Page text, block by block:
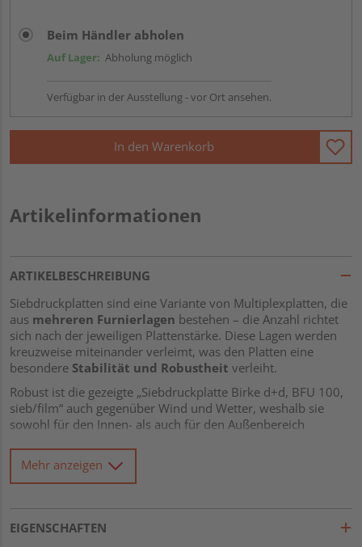
Beim Händler abholen
Auf Lager: Abholung möglich
Verfügbar in der Ausstellung - vor Ort ansehen.
In den Warenkorb
Artikelinformationen
ARTIKELBESCHREIBUNG
Siebdruckplatten sind eine Variante von Multiplexplatten, die
aus mehreren Furnierlagen bestehen – die Anzahl richtet
sich nach der jeweiligen Plattenstärke. Diese Lagen werden
kreuzweise miteinander verleimt, was den Platten eine
besondere Stabilität und Robustheit verleiht.
Robust ist die gezeigte „Siebdruckplatte Birke d+d, BFU 100,
sieb/film“ auch gegenüber Wind und Wetter, weshalb sie
sowohl für den Innen- als auch für den Außenbereich
„BFU100“ gibt Aufschluss hierüber und steht für
wetterbeständig verleimtes Bau-Furniersperrholz
Typische Einsatzbereiche sind der Fahrzeug-, der Bühnen-
Das vorliegende Produkt besteht
Mehr anzeigen
EIGENSCHAFTEN